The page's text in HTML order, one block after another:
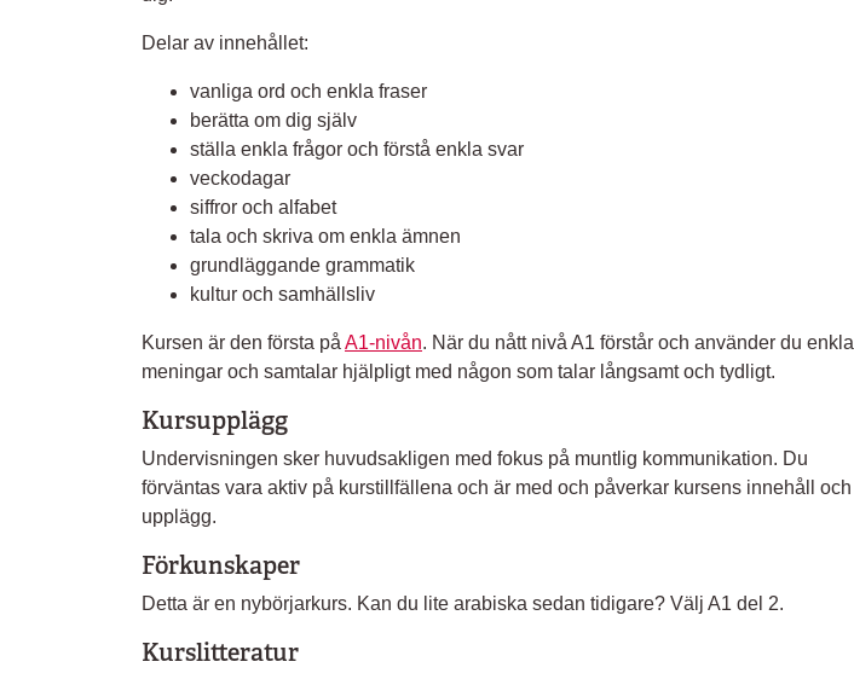
Delar av innehållet:
vanliga ord och enkla fraser
berätta om dig själv
ställa enkla frågor och förstå enkla svar
veckodagar
siffror och alfabet
tala och skriva om enkla ämnen
grundläggande grammatik
kultur och samhällsliv
Kursen är den första på A1-nivån. När du nått nivå A1 förstår och använder du enkla
meningar och samtalar hjälpligt med någon som talar långsamt och tydligt.
Kursupplägg
Undervisningen sker huvudsakligen med fokus på muntlig kommunikation. Du
förväntas vara aktiv på kurstillfällena och är med och påverkar kursens innehåll och
upplägg.
Förkunskaper
Detta är en nybörjarkurs. Kan du lite arabiska sedan tidigare? Välj A1 del 2.
Kurslitteratur